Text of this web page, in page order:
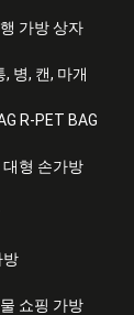
가방 상자
병, 캔, 마개
R-PET BAG
형 손가방
방
쇼핑 가방